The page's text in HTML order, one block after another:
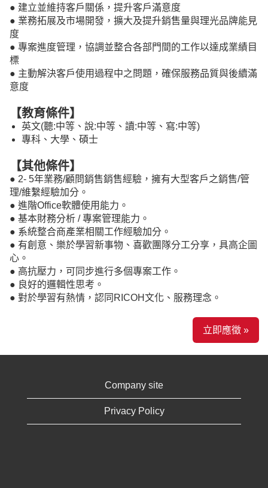
● 建立並維持客戶關係，提升客戶滿意度
● 業務拓展及市場開發，擴大及提升銷售量與理光品牌能見
度
● 專案進度管理，協調並整合各部門間的工作以達成業績目
標
● 主動解決客戶使用過程中之問題，確保服務品質與後續滿
意度
【教育條件】
英文(聽:中等 、 說:中等 、 讀:中等 、 寫:中等)
專科、大學、碩士
【其他條件】
● 2- 5年業務/顧問銷售銷售經驗，擁有大型客戶之銷售/管
理/維繫經驗加分。
● 進階Office軟體使用能力。
● 基本財務分析 / 專案管理能力。
● 系統整合商產業相關工作經驗加分。
● 有創意、樂於學習新事物、喜歡團隊分工分享，具高企圖
心。
● 高抗壓力，可同步進行多個專案工作。
● 良好的邏輯性思考。
● 對於學習有熱情，認同RICOH文化、服務理念。
立即應徵 »
Company site
Privacy Policy